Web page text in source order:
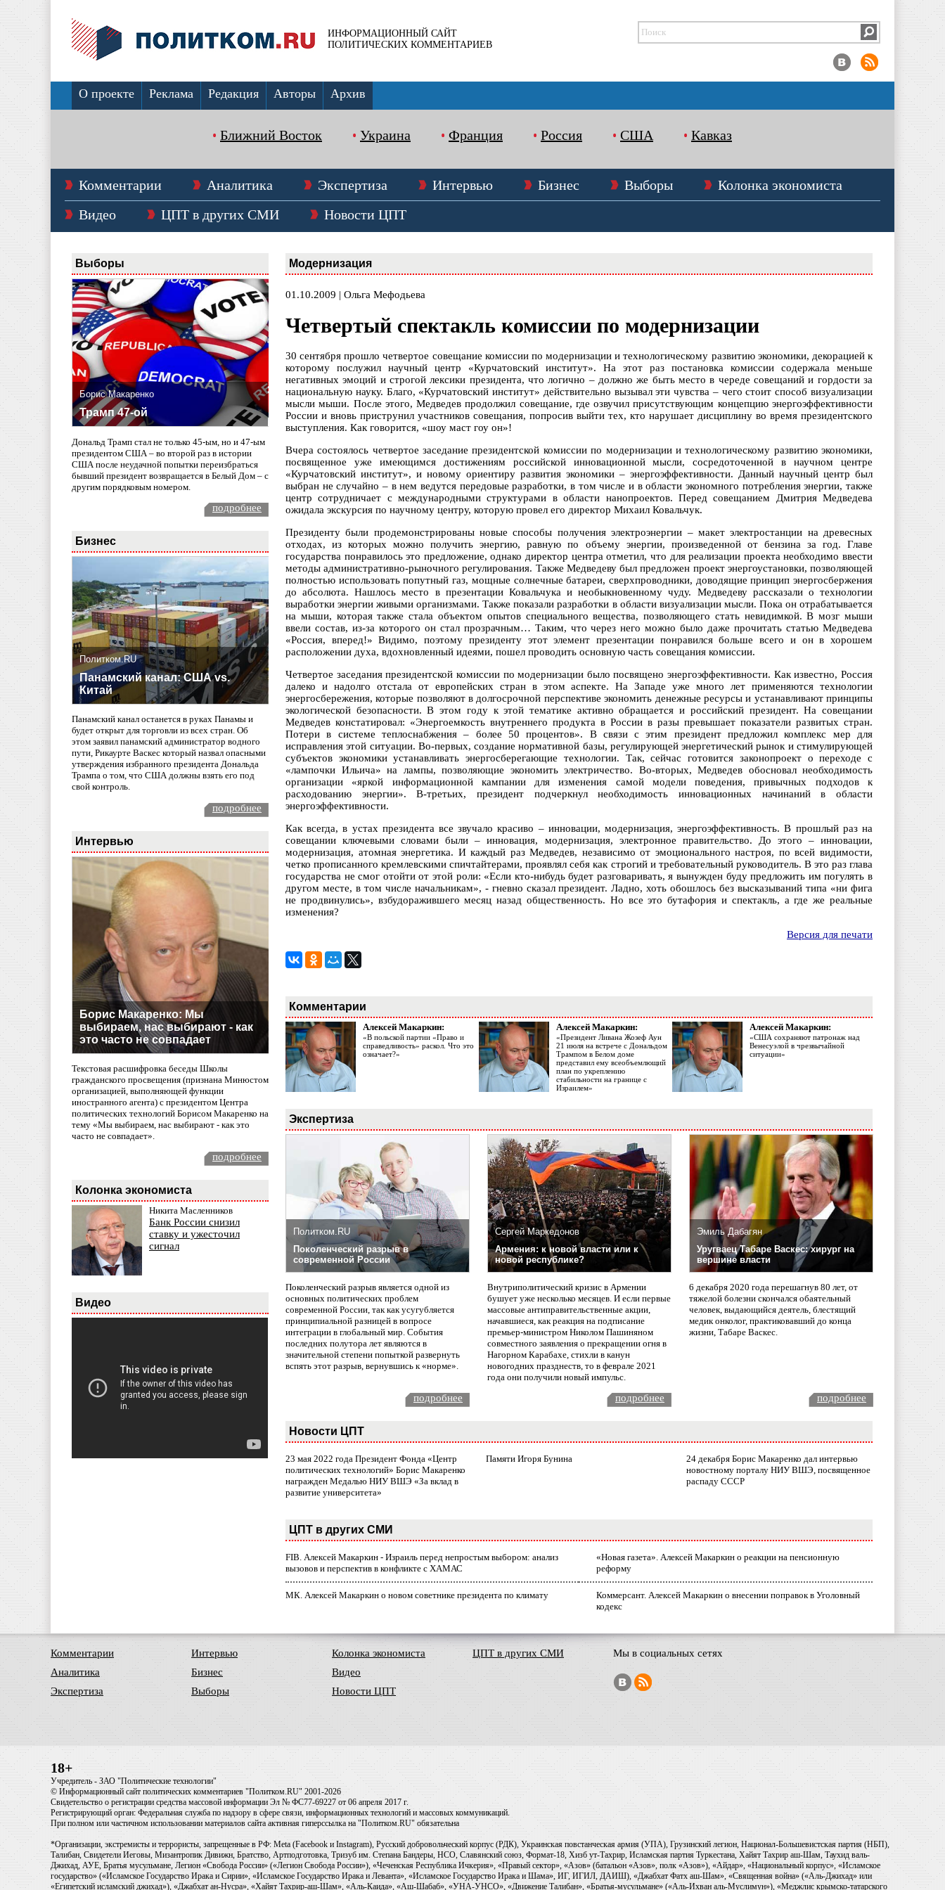
ИНФОРМАЦИОННЫЙ САЙТ
ПОЛИТИЧЕСКИХ КОММЕНТАРИЕВ
О проекте Реклама Редакция Авторы Архив
Ближний Восток Украина Франция Россия США Кавказ
Комментарии Аналитика Экспертиза Интервью Бизнес Выборы
Колонка экономиста
Видео
ЦПТ в других СМИ Новости ЦПТ
Выборы
Борис Макаренко
Трамп 47-ой
Дональд Трамп стал не только 45-ым, но и 47-ым
президентом США – во второй раз в истории
США после неудачной попытки переизбраться
бывший президент возвращается в Белый Дом – с
другим порядковым номером.
подробнее
Бизнес
Политком.RU
Панамский канал: США vs.
Китай
Панамский канал останется в руках Панамы и
будет открыт для торговли из всех стран. Об
этом заявил панамский администратор водного
пути, Рикаурте Васкес который назвал опасными
утверждения избранного президента Дональда
Трампа о том, что США должны взять его под
свой контроль.
подробнее
Интервью
Борис Макаренко: Мы
выбираем, нас выбирают - как
это часто не совпадает
Текстовая расшифровка беседы Школы
гражданского просвещения (признана Минюстом
организацией, выполняющей функции
иностранного агента) с президентом Центра
политических технологий Борисом Макаренко на
тему «Мы выбираем, нас выбирают - как это
часто не совпадает».
подробнее
Колонка экономиста
Никита Масленников
Банк России снизил
ставку и ужесточил
сигнал
Видео
Модернизация
01.10.2009 | Ольга Мефодьева
Четвертый спектакль комиссии по модернизации
30 сентября прошло четвертое совещание комиссии по модернизации и технологическому развитию экономики, декорацией к
которому послужил научный центр «Курчатовский институт». На этот раз постановка комиссии содержала меньше
негативных эмоций и строгой лексики президента, что логично – должно же быть место в череде совещаний и гордости за
национальную науку. Благо, «Курчатовский институт» действительно вызывал эти чувства – чего стоит способ визуализации
мысли мыши. После этого, Медведев продолжил совещание, где озвучил присутствующим концепцию энергоэффективности
России и вновь приструнил участников совещания, попросив выйти тех, кто нарушает дисциплину во время президентского
выступления. Как говорится, «шоу маст гоу он»!
Вчера состоялось четвертое заседание президентской комиссии по модернизации и технологическому развитию экономики,
посвященное уже имеющимся достижениям российской инновационной мысли, сосредоточенной в научном центре
«Курчатовский институт», и новому ориентиру развития экономики – энергоэффективности. Данный научный центр был
выбран не случайно – в нем ведутся передовые разработки, в том числе и в области экономного потребления энергии, также
центр сотрудничает с международными структурами в области нанопроектов. Перед совещанием Дмитрия Медведева
ожидала экскурсия по научному центру, которую провел его директор Михаил Ковальчук.
Президенту были продемонстрированы новые способы получения электроэнергии – макет электростанции на древесных
отходах, из которых можно получить энергию, равную по объему энергии, произведенной от бензина за год. Главе
государства понравилось это предложение, однако директор центра отметил, что для реализации проекта необходимо ввести
методы административно-рыночного регулирования. Также Медведеву был предложен проект энергоустановки, позволяющей
полностью использовать попутный газ, мощные солнечные батареи, сверхпроводники, доводящие принцип энергосбержения
до абсолюта. Нашлось место в презентации Ковальчука и необыкновенному чуду. Медведеву рассказали о технологии
выработки энергии живыми организмами. Также показали разработки в области визуализации мысли. Пока он отрабатывается
на мыши, которая также стала объектом опытов специального вещества, позволяющего стать невидимкой. В мозг мыши
ввели состав, из-за которого он стал прозрачным… Таким, что через него можно было даже прочитать статью Медведева
«Россия, вперед!» Видимо, поэтому президенту этот элемент презентации понравился больше всего и он в хорошем
расположении духа, вдохновленный идеями, пошел проводить основную часть совещания комиссии.
Четвертое заседания президентской комиссии по модернизации было посвящено энергоэффективности. Как известно, Россия
далеко и надолго отстала от европейских стран в этом аспекте. На Западе уже много лет применяются технологии
энергосбережения, которые позволяют в долгосрочной перспективе экономить денежные ресурсы и устанавливают принципы
экологической безопасности. В этом году к этой тематике активно обращается и российский президент. На совещании
Медведев констатировал: «Энергоемкость внутреннего продукта в России в разы превышает показатели развитых стран.
Потери в системе теплоснабжения – более 50 процентов». В связи с этим президент предложил комплекс мер для
исправления этой ситуации. Во-первых, создание нормативной базы, регулирующей энергетический рынок и стимулирующей
субъектов экономики устанавливать энергосберегающие технологии. Так, сейчас готовится законопроект о переходе с
«лампочки Ильича» на лампы, позволяющие экономить электричество. Во-вторых, Медведев обосновал необходимость
организации «яркой информационной кампании для изменения самой модели поведения, привычных подходов к
расходованию энергии». В-третьих, президент подчеркнул необходимость инновационных начинаний в области
энергоэффективности.
Как всегда, в устах президента все звучало красиво – инновации, модернизация, энергоэффективность. В прошлый раз на
совещании ключевыми словами были – инновация, модернизация, электронное правительство. До этого – инновации,
модернизация, атомная энергетика. И каждый раз Медведев, независимо от эмоционального настроя, по всей видимости,
четко прописанного кремлевскими спичтайтерами, проявлял себя как строгий и требовательный руководитель. В это раз глава
государства не смог отойти от этой роли: «Если кто-нибудь будет разговаривать, я вынужден буду предложить им погулять в
другом месте, в том числе начальникам», - гневно сказал президент. Ладно, хоть обошлось без высказываний типа «ни фига
не продвинулись», взбудоражившего месяц назад общественность. Но все это бутафория и спектакль, а где же реальные
изменения?
Версия для печати
Комментарии
Алексей Макаркин:
«В польской партии «Право и
справедливость» раскол. Что это
означает?»
Алексей Макаркин:
«Президент Ливана Жозеф Аун
21 июля на встрече с Дональдом
Трампом в Белом доме
представил ему всеобъемлющий
план по укреплению
стабильности на границе с
Израилем»
Алексей Макаркин:
«США сохраняют патронаж над
Венесуэлой в чрезвычайной
ситуации»
Экспертиза
Политком.RU
Поколенческий разрыв в
современной России
Поколенческий разрыв является одной из
основных политических проблем
современной России, так как усугубляется
принципиальной разницей в вопросе
интеграции в глобальный мир. События
последних полутора лет являются в
значительной степени попыткой развернуть
вспять этот разрыв, вернувшись к «норме».
Сергей Маркедонов
Армения: к новой власти или к
новой республике?
Внутриполитический кризис в Армении
бушует уже несколько месяцев. И если первые
массовые антиправительственные акции,
начавшиеся, как реакция на подписание
премьер-министром Николом Пашиняном
совместного заявления о прекращении огня в
Нагорном Карабахе, стихли в канун
новогодних празднеств, то в феврале 2021
года они получили новый импульс.
Эмиль Дабагян
Уругваец Табаре Васкес: хирург на
вершине власти
6 декабря 2020 года перешагнув 80 лет, от
тяжелой болезни скончался обаятельный
человек, выдающийся деятель, блестящий
медик онколог, практиковавший до конца
жизни, Табаре Васкес.
подробнее подробнее подробнее
Новости ЦПТ
23 мая 2022 года Президент Фонда «Центр
политических технологий» Борис Макаренко
награжден Медалью НИУ ВШЭ «За вклад в
развитие университета»
Памяти Игоря Бунина
24 декабря Борис Макаренко дал интервью
новостному порталу НИУ ВШЭ, посвященное
распаду СССР
ЦПТ в других СМИ
FIB. Алексей Макаркин - Израиль перед непростым выбором: анализ
вызовов и перспектив в конфликте с ХАМАС
«Новая газета». Алексей Макаркин о реакции на пенсионную
реформу
МК. Алексей Макаркин о новом советнике президента по климату
Коммерсант. Алексей Макаркин о внесении поправок в Уголовный
кодекс
Комментарии
Аналитика
Экспертиза
Интервью
Бизнес
Выборы
Колонка экономиста
Видео
Новости ЦПТ
ЦПТ в других СМИ Мы в социальных сетях
18+
Учредитель - ЗАО "Политические технологии"
© Информационный сайт политических комментариев "Политком.RU" 2001-2026
Свидетельство о регистрации средства массовой информации Эл № ФС77-69227 от 06 апреля 2017 г.
Регистрирующий орган: Федеральная служба по надзору в сфере связи, информационных технологий и массовых коммуникаций.
При полном или частичном использовании материалов сайта активная гиперссылка на "Политком.RU" обязательна
*Организации, экстремисты и террористы, запрещенные в РФ: Meta (Facebook и Instagram), Русский добровольческий корпус (РДК), Украинская повстанческая армия (УПА), Грузинский легион, Национал-Большевистская партия (НБП),
Талибан, Свидетели Иеговы, Мизантропик Дивижн, Братство, Артподготовка, Тризуб им. Степана Бандеры, НСО, Славянский союз, Формат-18, Хизб ут-Тахрир, Исламская партия Туркестана, Хайят Тахрир аш-Шам, Таухид валь-
Джихад, АУЕ, Братья мусульмане, Легион «Свобода России» («Легион Свобода России»), «Чеченская Республика Ичкерия», «Правый сектор», «Азов» (батальон «Азов», полк «Азов»), «Айдар», «Национальный корпус», «Исламское
государство» («Исламское Государство Ирака и Сирии», «Исламское Государство Ирака и Леванта», «Исламское Государство Ирака и Шама», ИГ, ИГИЛ, ДАИШ), «Джабхат Фатх аш-Шам», «Священная война» («Аль-Джихад» или
«Египетский исламский джихад»), «Джабхат ан-Нусра», «Хайят Тахрир-аш-Шам», «Аль-Каида», «Аш-Шабаб», «УНА-УНСО», «Движение Талибан», «Братья-мусульмане» («Аль-Ихван аль-Муслимун»), «Меджлис крымско-татарского